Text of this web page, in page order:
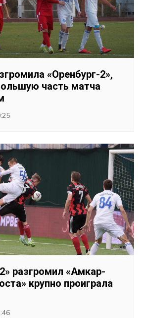
«Оренбург-2»,
часть матча
разгромил «Амкар-
крупно проиграла